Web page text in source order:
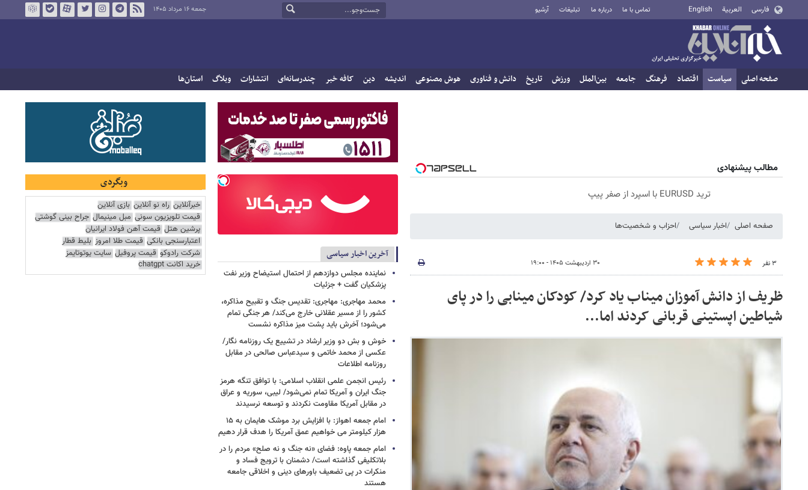
فارسی العربية English تماس با ما درباره ما تبلیغات آرشیو جمعه ۱۶ مرداد ۱۴۰۵
صفحه اصلی سیاست اقتصاد فرهنگ جامعه بین‌الملل ورزش تاریخ دانش و فناوری هوش مصنوعی اندیشه دین کافه خبر چندرسانه‌ای انتشارات وبلاگ استان‌ها
مطالب پیشنهادی
ترید EURUSD با اسپرد از صفر پیپ
صفحه اصلی اخبار سیاسی احزاب و شخصیت‌ها
۳ نفر ۳۰ اردیبهشت ۱۴۰۵ - ۱۹:۰۰
ظریف از دانش آموزان میناب یاد کرد/ کودکان مینابی را در پای
شیاطین اپستینی قربانی کردند اما...
آخرین اخبار سیاسی
نماینده مجلس دوازدهم از احتمال استیضاح وزیر نفت
پزشکیان گفت + جزئیات
محمد مهاجری: مهاجری: تقدیس جنگ و تقبیح مذاکره،
کشور را از مسیر عقلانی خارج می‌کند/ هر جنگی تمام
می‌شود؛ آخرش باید پشت میز مذاکره نشست
خوش و بش دو وزیر ارشاد در تشییع یک روزنامه نگار/
عکسی از محمد خاتمی و سیدعباس صالحی در مقابل
روزنامه اطلاعات
رئیس انجمن علمی انقلاب اسلامی: با توافق تنگه هرمز
جنگ ایران و آمریکا تمام نمی‌شود/ لیبی، سوریه و عراق
در مقابل آمریکا مقاومت نکردند و توسعه نرسیدند
امام‌ جمعه اهواز: با افزایش برد موشک هایمان به ۱۵
هزار کیلومتر می خواهیم عمق آمریکا را هدف قرار دهیم
امام جمعه پاوه: فضای «نه جنگ و نه صلح» مردم را در
بلاتکلیفی گذاشته است/ دشمنان با ترویج فساد و
منکرات در پی تضعیف باورهای دینی و اخلاقی جامعه
هستند
وبگردی
خبرآنلاین راه نو آنلاین بازی آنلاین
قیمت تلویزیون سونی مبل مینیمال جراح بینی گوشتی
پرشین هتل قیمت آهن فولاد ایرانیان
اعتبارسنجی بانکی قیمت طلا امروز بلیط قطار
شرکت رادوکو قیمت پروفیل سایت یوتوتایمز
خرید اکانت chatgpt